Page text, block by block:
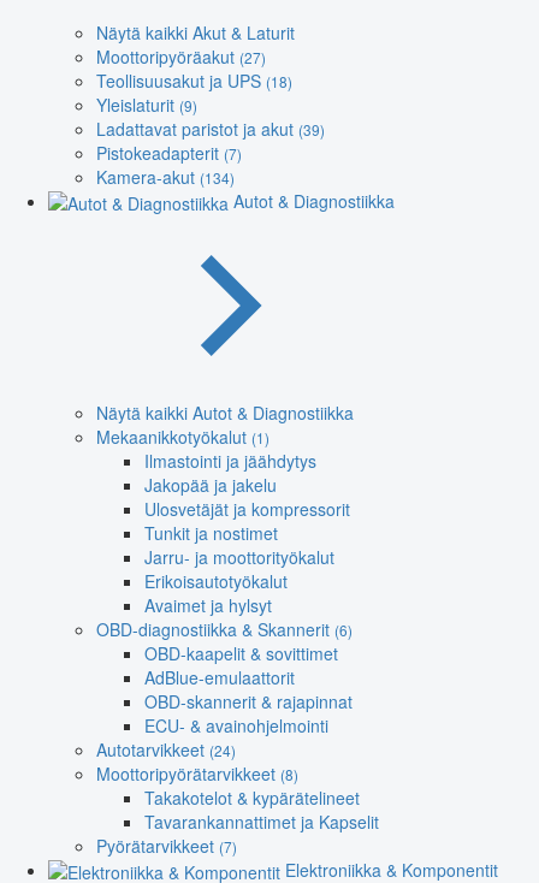
Näytä kaikki Akut & Laturit
Moottoripyöräakut (27)
Teollisuusakut ja UPS (18)
Yleislaturit (9)
Ladattavat paristot ja akut (39)
Pistokeadapterit (7)
Kamera-akut (134)
Autot & Diagnostiikka
Näytä kaikki Autot & Diagnostiikka
Mekaanikkotyökalut (1)
Ilmastointi ja jäähdytys
Jakopää ja jakelu
Ulosvetäjät ja kompressorit
Tunkit ja nostimet
Jarru- ja moottorityökalut
Erikoisautotyökalut
Avaimet ja hylsyt
OBD-diagnostiikka & Skannerit (6)
OBD-kaapelit & sovittimet
AdBlue-emulaattorit
OBD-skannerit & rajapinnat
ECU- & avainohjelmointi
Autotarvikkeet (24)
Moottoripyörätarvikkeet (8)
Takakotelot & kypärätelineet
Tavarankannattimet ja Kapselit
Pyörätarvikkeet (7)
Elektroniikka & Komponentit